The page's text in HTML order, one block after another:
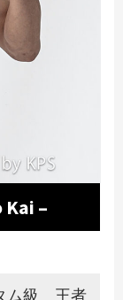
–
ム級 王者